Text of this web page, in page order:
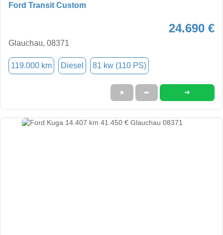
Ford Transit Custom
24.690 €
Glauchau, 08371
119.000 km Diesel 81 kw (110 PS)
★ ➦ ➜